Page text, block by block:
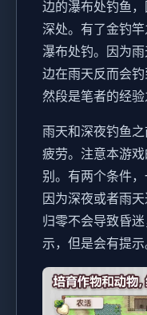
边的瀑布处钓鱼
深处。有了金钓
瀑布处钓。因为
边在雨天反而会
然段是笔者的经验
雨天和深夜钓鱼
疲劳。注意本游
别。有两个条件
因为深夜或者雨
归零不会导致昏
示，但是会有提示